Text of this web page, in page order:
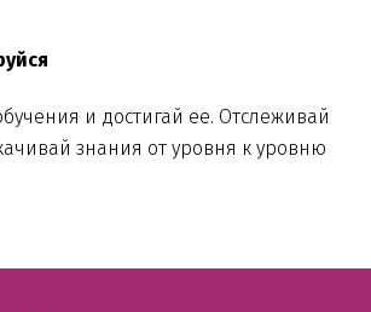
и достигай ее. Отслеживай
знания от уровня к уровню